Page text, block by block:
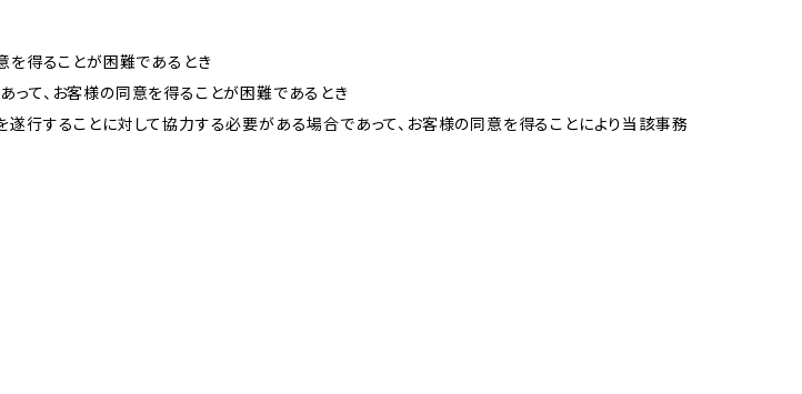
を得ることが困難であるとき
て、お客様の同意を得ることが困難であるとき
行することに対して協力する必要がある場合であって、お客様の同意を得ることにより当該事務